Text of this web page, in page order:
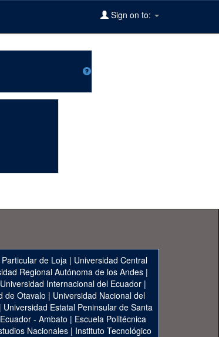
Sign on to:
de Loja | Universidad Central
Regional Autónoma de los Andes|
Universidad Internacional del Ecuador|
de Otavalo | Universidad Nacional del
| Universidad Estatal Peninsular de Santa
- Ambato | Escuela Politécnica
Nacionales | Instituto Tecnológico